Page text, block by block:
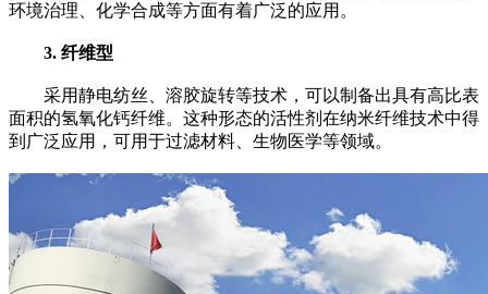
环境治理、化学合成等方面有着广泛的应用。
3. 纤维型
采用静电纺丝、溶胶旋转等技术，可以制备出具有高比表
面积的氢氧化钙纤维。这种形态的活性剂在纳米纤维技术中得
到广泛应用，可用于过滤材料、生物医学等领域。